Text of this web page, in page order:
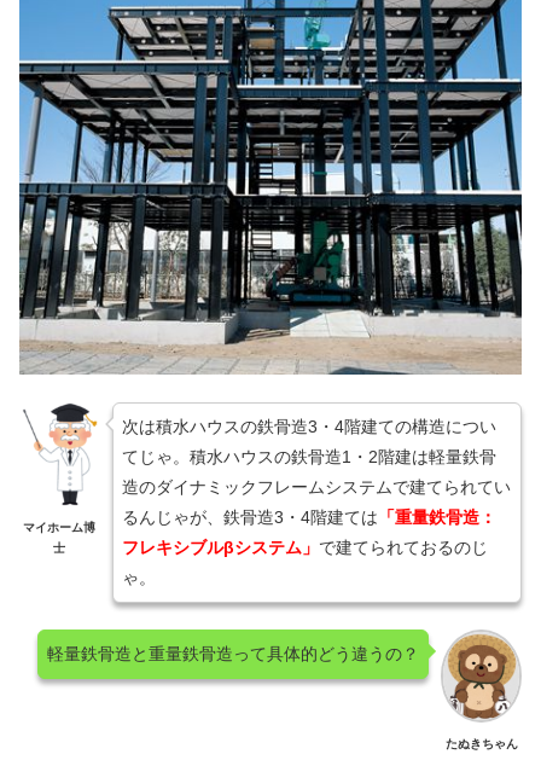
マイホーム博
士
次は積水ハウスの鉄骨造3・4階建ての構造につい
てじゃ。積水ハウスの鉄骨造1・2階建は軽量鉄骨
造のダイナミックフレームシステムで建てられてい
るんじゃが、鉄骨造3・4階建ては 「重量鉄骨造：
フレキシブルβシステム」 で建てられておるのじ
ゃ。
たぬきちゃん
軽量鉄骨造と重量鉄骨造って具体的どう違うの？